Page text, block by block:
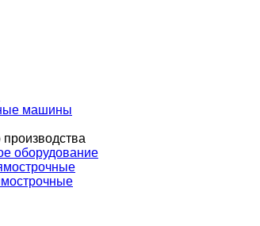
машины
оборудование